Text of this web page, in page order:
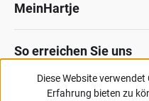
MeinHartje
So erreichen Sie uns
Datenschutz Impressum
Diese Website
Erfahrung bieten zu